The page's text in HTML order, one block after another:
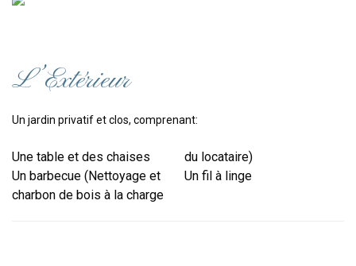
L’Extérieur
Un jardin privatif et clos, comprenant:
Une table et des chaises
Un barbecue (Nettoyage et
charbon de bois à la charge
du locataire)
Un fil à linge